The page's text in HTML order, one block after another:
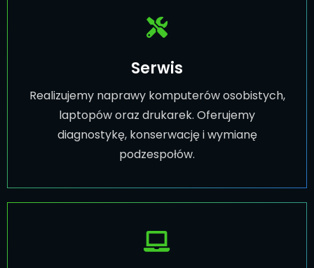
Serwis
Realizujemy naprawy komputerów osobistych,
laptopów oraz drukarek. Oferujemy
diagnostykę, konserwację i wymianę
podzespołów.